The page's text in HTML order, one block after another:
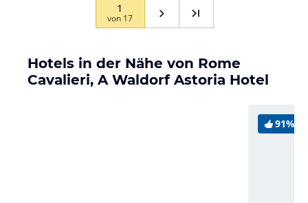
1
von 17
Hotels in der Nähe von Rome
Cavalieri, A Waldorf Astoria Hotel
91%